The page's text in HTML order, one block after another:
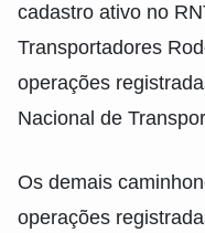
cadastro ativo no
Transportadores
operações
Nacional de
Os demais
operações